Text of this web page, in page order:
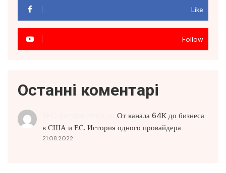
Like
Follow
Останні коментарі
От канала 64К до бизнеса
в США и ЕС. История одного провайдера
21.08.2022